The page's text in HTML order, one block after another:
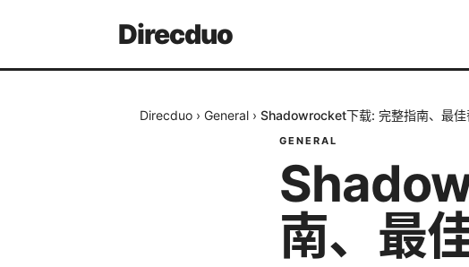
Direcduo
Direcduo › General › Shadowrocket下载: 完整指南、最佳
GENERAL
南、最